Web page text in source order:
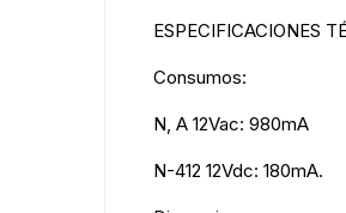
ESPECIFICACIONES
Consumos:
N, A 12Vac: 980mA
N-412 12Vdc: 180mA.